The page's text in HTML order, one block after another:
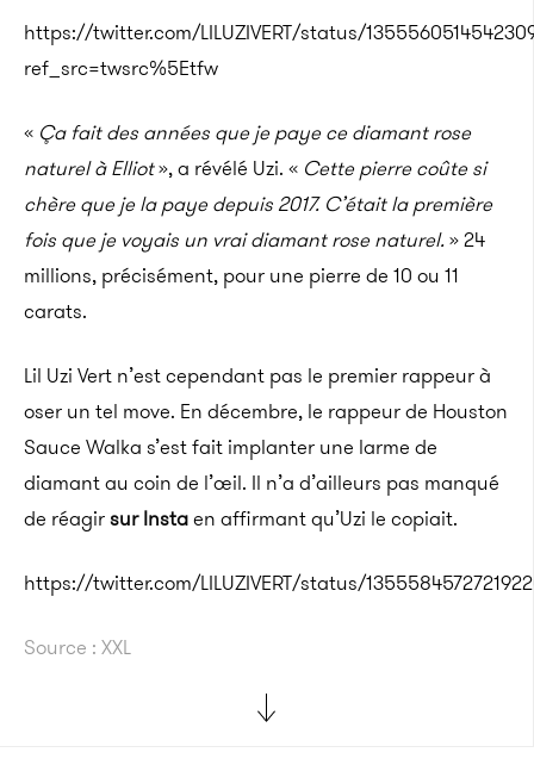
https://twitter.com/LILUZIVERT/status/
ref_src=twsrc%5Etfw
« Ça fait des années que je paye ce diamant rose
naturel à Elliot», a révélé Uzi. « Cette pierre coûte si
chère que je la paye depuis 2017. C’était la première
fois que je voyais un vrai diamant rose naturel.» 24
millions, précisément, pour une pierre de 10 ou 11
carats.
Lil Uzi Vert n’est cependant pas le premier rappeur à
oser un tel move. En décembre, le rappeur de Houston
Sauce Walka s’est fait implanter une larme de
diamant au coin de l’œil. Il n’a d’ailleurs pas manqué
de réagirsur Instaen affirmant qu’Uzi le copiait.
https://twitter.com/LILUZIVERT/status/
Source : XXL